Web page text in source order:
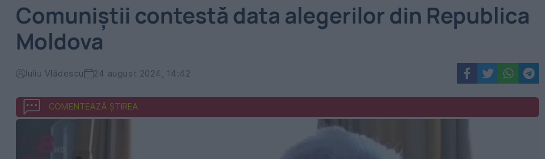
Comuniștii contestă data alegerilor din Republica
Moldova
Iuliu Vlădescu 24 august 2024, 14:42
COMENTEAZĂ ȘTIREA